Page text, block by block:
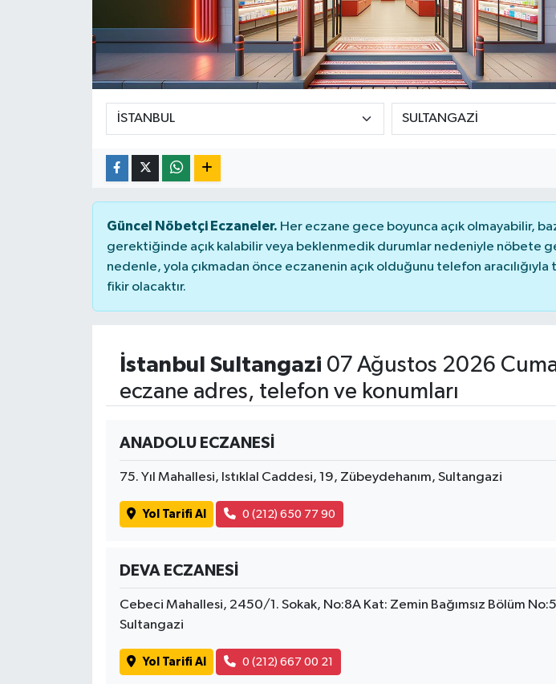
Güncel Nöbetçi Eczaneler. Her eczane gece boyunca açık olmayabilir,
gerektiğinde açık kalabilir veya beklenmedik durumlar nedeniyle nöbete
nedenle, yola çıkmadan önce eczanenin açık olduğunu telefon
fikir olacaktır.
İstanbul Sultangazi 07 Ağustos 2026
eczane adres, telefon ve konumları
ANADOLU ECZANESİ
75. Yıl Mahallesi, Istıklal Caddesi, 19, Zübeydehanım, Sultangazi
Yol Tarifi Al 0 (212) 650 77 90
DEVA ECZANESİ
Cebeci Mahallesi, 2450/1. Sokak, No:8A Kat: Zemin Bağımsız Bölüm
Sultangazi
Yol Tarifi Al 0 (212) 667 00 21